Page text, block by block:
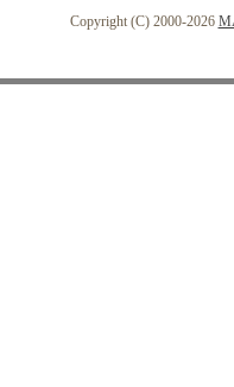
Copyright (C) 2000-2026